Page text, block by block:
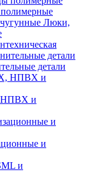
Люки,
детали
НПВХ и
и